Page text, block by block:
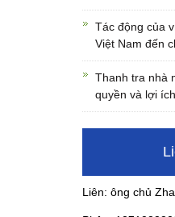
Tác động của
Việt Nam đến
Thanh tra nhà
quyền và lợi
Liên: ông chủ